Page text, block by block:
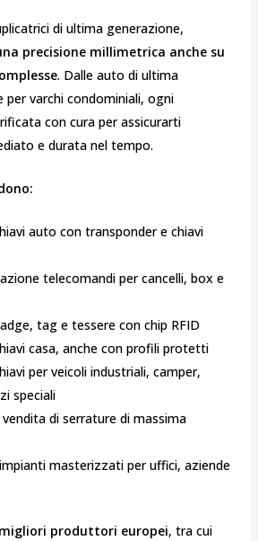
di ultima generazione,
precisione millimetrica anche su
. Dalle auto di ultima
per varchi condominiali, ogni
con cura per assicurarti
e durata nel tempo.
auto con transponder e chiavi
telecomandi per cancelli, box e
tag e tessere con chip RFID
casa, anche con profili protetti
per veicoli industriali, camper,
speciali
di serrature di massima
masterizzati per uffici, aziende
produttori europei, tra cui